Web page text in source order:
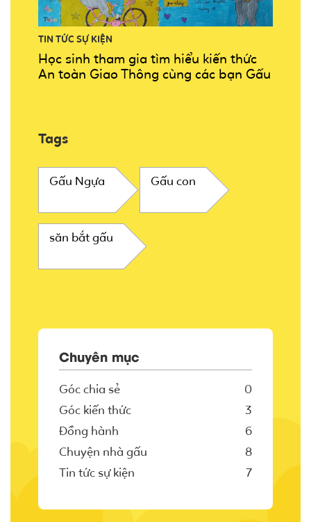
TIN TỨC SỰ KIỆN
Học sinh tham gia tìm hiểu kiến thức
An toàn Giao Thông cùng các bạn Gấu
Tags
Gấu Ngựa Gấu con
săn bắt gấu
Chuyên mục
Góc chia sẻ
0
Góc kiến thức
3
Đồng hành
6
Chuyện nhà gấu
8
Tin tức sự kiện
7